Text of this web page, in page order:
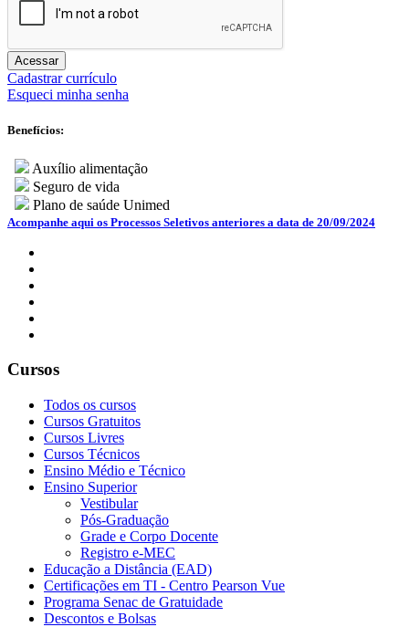
Acessar
Cadastrar currículo
Esqueci minha senha
Benefícios:
Auxílio alimentação
Seguro de vida
Plano de saúde Unimed
Acompanhe aqui os Processos Seletivos anteriores a data de 20/09/2024
Cursos
Todos os cursos
Cursos Gratuitos
Cursos Livres
Cursos Técnicos
Ensino Médio e Técnico
Ensino Superior
Vestibular
Pós-Graduação
Grade e Corpo Docente
Registro e-MEC
Educação a Distância (EAD)
Certificações em TI - Centro Pearson Vue
Programa Senac de Gratuidade
Descontos e Bolsas